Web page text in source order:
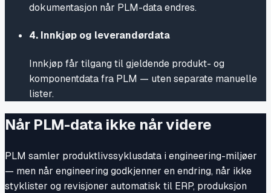
dokumentasjon når PLM-data endres.
4. Innkjøp og leverandørdata
Innkjøp får tilgang til gjeldende produkt- og
komponentdata fra PLM — uten separate manuelle
lister.
Når PLM-data ikke når videre
PLM samler produktlivssyklusdata i engineering-miljøer
— men når engineering godkjenner en endring, når ikke
styklister og revisjoner automatisk til ERP, produksjon